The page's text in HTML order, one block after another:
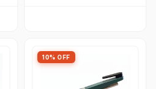
10% OFF